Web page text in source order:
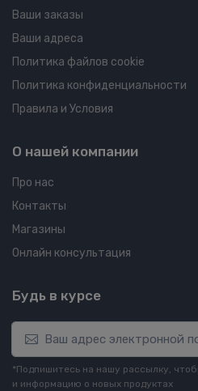
Ваши заказы
Ваши адреса
Политика файлов cookie
Политика конфиденциальности
Правила и Условия
О нашей компании
Про нас
Контакты
Магазины
Онлайн консультация
Будь в курсе
*Подпишитесь на нашу рассылку,
и информацию о новых продуктах